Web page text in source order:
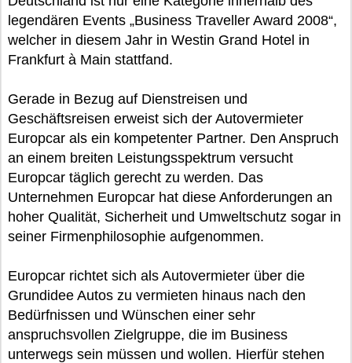
legendären Events „Business Traveller Award 2008“,
welcher in diesem Jahr in Westin Grand Hotel in
Frankfurt à Main stattfand.
Gerade in Bezug auf Dienstreisen und
Geschäftsreisen erweist sich der Autovermieter
Europcar als ein kompetenter Partner. Den Anspruch
an einem breiten Leistungsspektrum versucht
Europcar täglich gerecht zu werden. Das
Unternehmen Europcar hat diese Anforderungen an
hoher Qualität, Sicherheit und Umweltschutz sogar in
seiner Firmenphilosophie aufgenommen.
Europcar richtet sich als Autovermieter über die
Grundidee Autos zu vermieten hinaus nach den
Bedürfnissen und Wünschen einer sehr
anspruchsvollen Zielgruppe, die im Business
unterwegs sein müssen und wollen. Hierfür stehen